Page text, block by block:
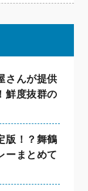
さんが提供
鮮度抜群の
版！？舞鶴
ーまとめて